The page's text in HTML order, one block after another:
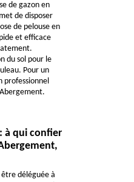
de gazon en
de disposer
de pelouse en
et efficace
du sol pour le
Pour un
professionnel
à qui confier
déléguée à